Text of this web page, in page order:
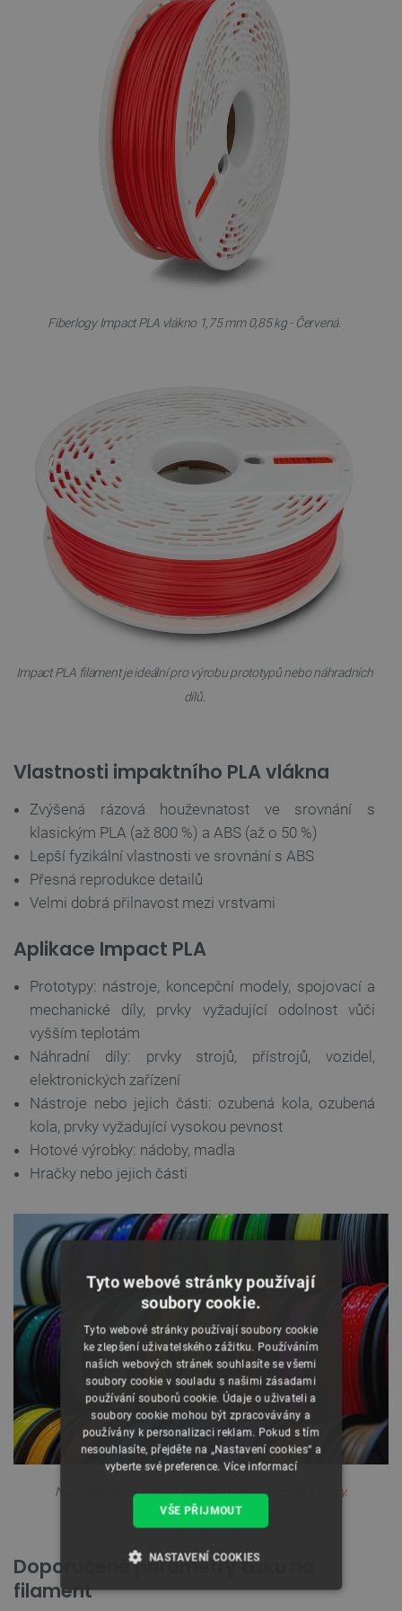
Fiberlogy Impact PLA vlákno 1,75 mm 0,85 kg - Červená.
Impact PLA filament je ideální pro výrobu prototypů nebo náhradních
dílů.
Vlastnosti impaktního PLA vlákna
Zvýšená rázová houževnatost ve srovnání s
klasickým PLA (až 800 %) a ABS (až o 50 %)
Lepší fyzikální vlastnosti ve srovnání s ABS
Přesná reprodukce detailů
Velmi dobrá přilnavost mezi vrstvami
Aplikace Impact PLA
Prototypy: nástroje, koncepční modely, spojovací a
mechanické díly, prvky vyžadující odolnost vůči
vyšším teplotám
Náhradní díly: prvky strojů, přístrojů, vozidel,
elektronických zařízení
Nástroje nebo jejich části: ozubená kola, ozubená
kola, prvky vyžadující vysokou pevnost
Hotové výrobky: nádoby, madla
Hračky nebo jejich části
Naše nabídka filamentů zahrnuje i dalšímateriály a barvy.
Doporučené parametry tisku na
filament
Tyto webové stránky používají
soubory cookie.
Tyto webové stránky používají soubory cookie
ke zlepšení uživatelského zážitku. Používáním
našich webových stránek souhlasíte se všemi
soubory cookie v souladu s našimi zásadami
používání souborů cookie. Údaje o uživateli a
soubory cookie mohou být zpracovávány a
používány k personalizaci reklam. Pokud s tím
nesouhlasíte, přejděte na „Nastavení cookies“ a
vyberte své preference. Více informací
VŠE PŘIJMOUT
NASTAVENÍ COOKIES